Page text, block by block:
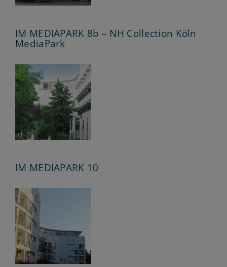
IM MEDIAPARK 8b – NH Collection Köln
MediaPark
IM MEDIAPARK 10